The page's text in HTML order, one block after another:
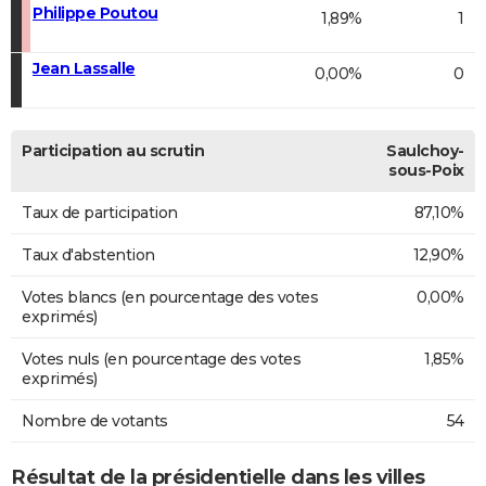
Philippe Poutou 1,89% 1
Jean Lassalle 0,00% 0
Participation au scrutin
Saulchoy-
sous-Poix
Taux de participation 87,10%
Taux d'abstention 12,90%
Votes blancs (en pourcentage des votes
exprimés)
0,00%
Votes nuls (en pourcentage des votes
exprimés)
1,85%
Nombre de votants 54
Résultat de la présidentielle dans les villes